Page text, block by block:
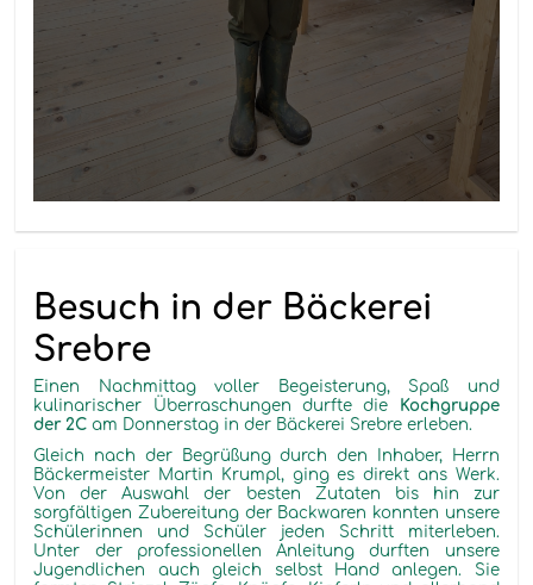
Besuch in der Bäckerei
Srebre
Einen Nachmittag voller Begeisterung, Spaß und
kulinarischer Überraschungen durfte die Kochgruppe
der 2C am Donnerstag in der Bäckerei Srebre erleben.
Gleich nach der Begrüßung durch den Inhaber, Herrn
Bäckermeister Martin Krumpl, ging es direkt ans Werk.
Von der Auswahl der besten Zutaten bis hin zur
sorgfältigen Zubereitung der Backwaren konnten unsere
Schülerinnen und Schüler jeden Schritt miterleben.
Unter der professionellen Anleitung durften unsere
Jugendlichen auch gleich selbst Hand anlegen. Sie